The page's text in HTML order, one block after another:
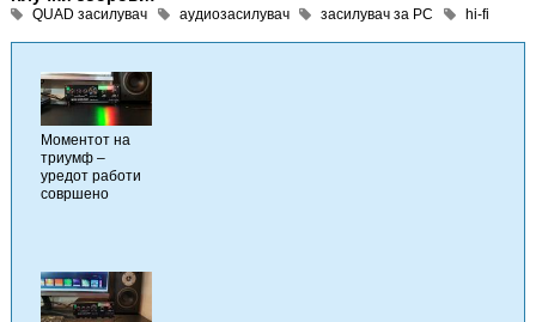
QUAD засилувач аудиозасилувач засилувач за PC hi-fi
Моментот на
триумф –
уредот работи
совршено